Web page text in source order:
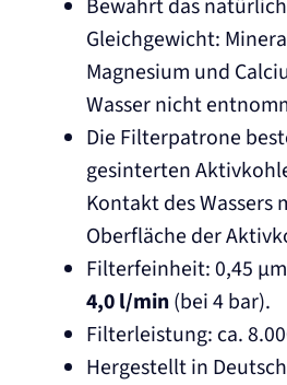
Bewahrt das
Gleichgewicht:
Magnesium und
Wasser nicht
Die Filterpatrone
gesinterten
Kontakt des Wassers
Oberfläche der
Filterfeinheit: 0,45
4,0 l/min(bei 4 bar).
Filterleistung: ca.
Hergestellt in